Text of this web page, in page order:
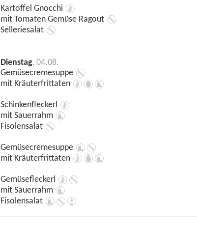
Kartoffel Gnocchi
mit Tomaten Gemüse Ragout
Selleriesalat
Dienstag, 04.08.
Gemüsecremesuppe
mit Kräuterfrittaten
Schinkenfleckerl
mit Sauerrahm
Fisolensalat
Gemüsecremesuppe
mit Kräuterfrittaten
Gemüsefleckerl
mit Sauerrahm
Fisolensalat